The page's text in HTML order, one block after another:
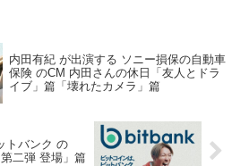
内田有紀 が出演する ソニー損保の自動車
保険 のCM 内田さんの休日「友人とドラ
イブ」篇「壊れたカメラ」篇
トバンク の
二弾 登場」篇